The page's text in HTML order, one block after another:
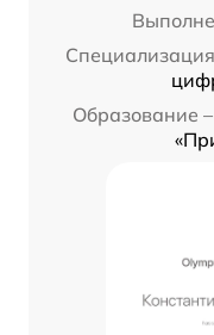
Образование –